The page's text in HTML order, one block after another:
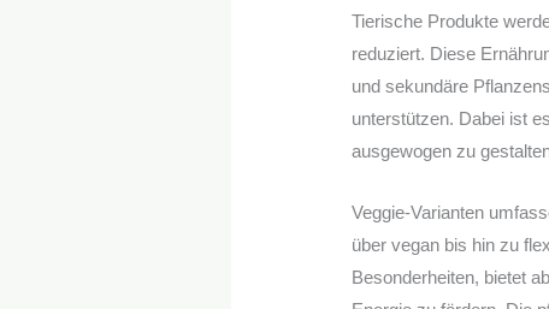
Tierische Produkte
reduziert. Diese
und sekundäre
unterstützen. Dabei ist
ausgewogen zu
Veggie-Varianten
über vegan bis hin zu
Besonderheiten, bietet